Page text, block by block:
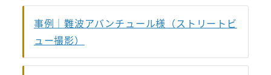
事例｜難波アバンチュール様（ストリートビ
ュー撮影）